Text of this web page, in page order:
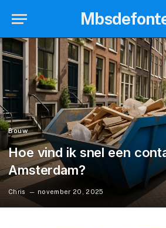
Bouw
Hoe vind ik snel een
Amsterdam?
Chris november 20, 2025